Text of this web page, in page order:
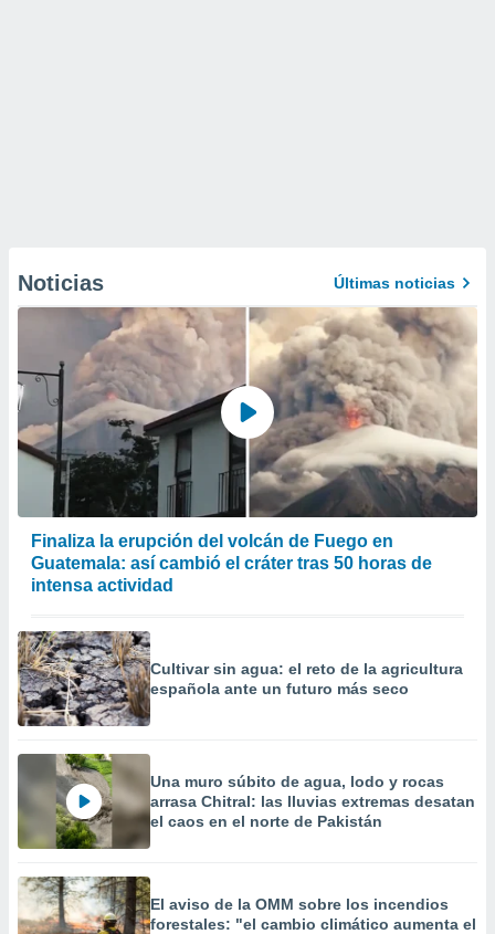
Noticias Últimas noticias
Finaliza la erupción del volcán de Fuego en
Guatemala: así cambió el cráter tras 50 horas de
intensa actividad
Cultivar sin agua: el reto de la agricultura
española ante un futuro más seco
Una muro súbito de agua, lodo y rocas
arrasa Chitral: las lluvias extremas desatan
el caos en el norte de Pakistán
El aviso de la OMM sobre los incendios
forestales: "el cambio climático aumenta el